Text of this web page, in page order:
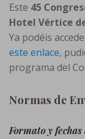
Este 45
Hotel Vértice
Ya podéis
este enlace,
programa del
Normas de
Formato y